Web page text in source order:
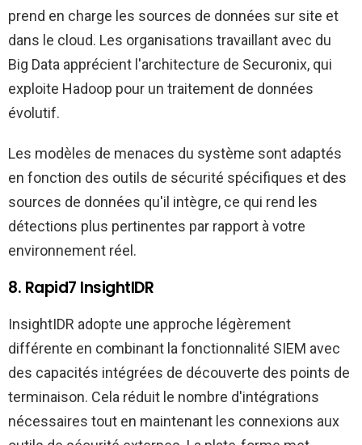
prend en charge les sources de données sur site et
dans le cloud. Les organisations travaillant avec du
Big Data apprécient l'architecture de Securonix, qui
exploite Hadoop pour un traitement de données
évolutif.
Les modèles de menaces du système sont adaptés
en fonction des outils de sécurité spécifiques et des
sources de données qu'il intègre, ce qui rend les
détections plus pertinentes par rapport à votre
environnement réel.
8. Rapid7 InsightIDR
InsightIDR adopte une approche légèrement
différente en combinant la fonctionnalité SIEM avec
des capacités intégrées de découverte des points de
terminaison. Cela réduit le nombre d'intégrations
nécessaires tout en maintenant les connexions aux